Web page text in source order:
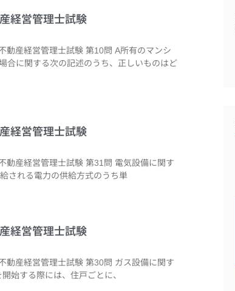
経営管理士試験
動産経営管理士試験 第10問 A所有のマンシ
合に関する次の記述のうち、正しいものはど
経営管理士試験
動産経営管理士試験 第31問 電気設備に関す
れる電力の供給方式のうち単
経営管理士試験
動産経営管理士試験 第30問 ガス設備に関す
始する際には、住戸ごとに、